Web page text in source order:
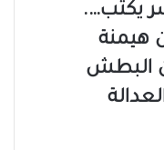
يكتب….
هيمنة
البطش